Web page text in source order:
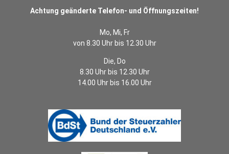
Achtung geänderte Telefon- und Öffnungszeiten!
Mo, Mi, Fr
von 8.30 Uhr bis 12.30 Uhr
Die, Do
8.30 Uhr bis 12.30 Uhr
14.00 Uhr bis 16.00 Uhr